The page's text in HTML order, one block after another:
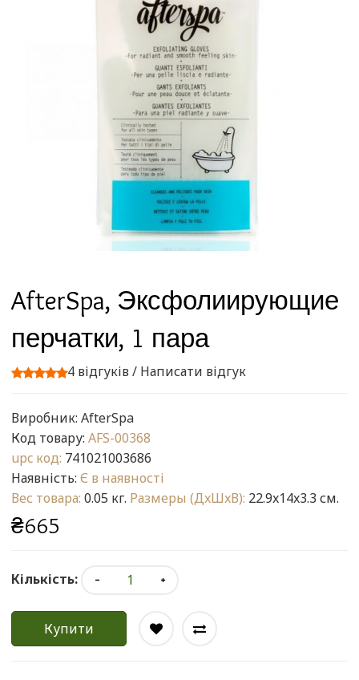
AfterSpa, Эксфолиирующие
перчатки, 1 пара
4 відгуків/ Написати відгук
Виробник: AfterSpa
Код товару: AFS-00368
upc код: 741021003686
Наявність: Є в наявності
Вес товара: 0.05 кг. Размеры (ДxШxВ): 22.9x14x3.3 см.
₴665
Кількість:
Купити